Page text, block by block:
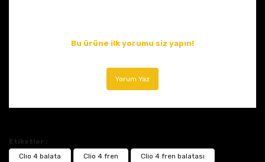
Bu ürüne ilk yorumu siz yapın!
Yorum Yaz
Etiketler :
Clıo 4 balata
Clio 4 fren Clio 4 fren balatası